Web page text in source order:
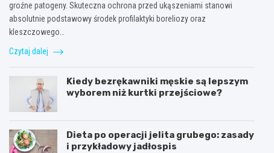
groźne patogeny. Skuteczna ochrona przed ukąszeniami stanowi
absolutnie podstawowy środek profilaktyki boreliozy oraz
kleszczowego…
Czytaj dalej
Kiedy bezrękawniki męskie są lepszym
wyborem niż kurtki przejściowe?
Dieta po operacji jelita grubego: zasady
i przykładowy jadłospis